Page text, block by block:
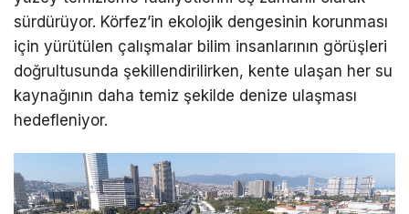
sürdürüyor. Körfez’in ekolojik dengesinin korunması
için yürütülen çalışmalar bilim insanlarının görüşleri
doğrultusunda şekillendirilirken, kente ulaşan her su
kaynağının daha temiz şekilde denize ulaşması
hedefleniyor.